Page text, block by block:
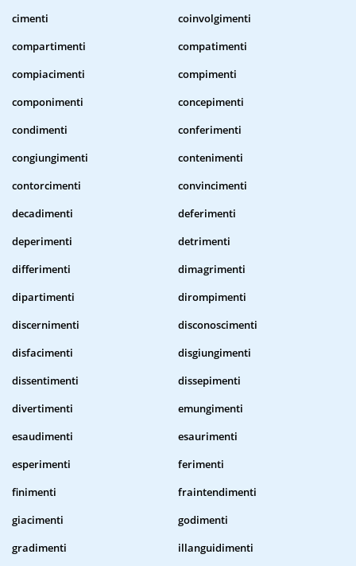
cimenti
coinvolgimenti
compartimenti
compatimenti
compiacimenti
compimenti
componimenti
concepimenti
condimenti
conferimenti
congiungimenti
contenimenti
contorcimenti
convincimenti
decadimenti
deferimenti
deperimenti
detrimenti
differimenti
dimagrimenti
dipartimenti
dirompimenti
discernimenti
disconoscimenti
disfacimenti
disgiungimenti
dissentimenti
dissepimenti
divertimenti
emungimenti
esaudimenti
esaurimenti
esperimenti
ferimenti
finimenti
fraintendimenti
giacimenti
godimenti
gradimenti
illanguidimenti